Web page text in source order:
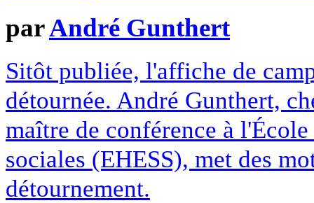
parAndré Gunthert
Sitôt publiée, l'affiche de
détournée. André Gunthert,
maître de conférence à l'École
sociales (EHESS), met des
détournement.